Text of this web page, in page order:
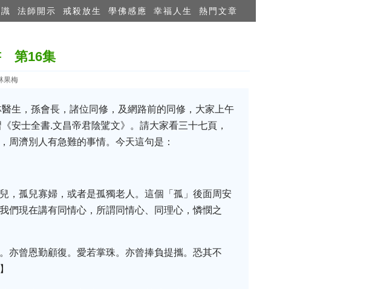
法師開示 戒殺放生 學佛感應 幸福人生 熱門文章
第16集
果梅
生，孫會長，諸位同修，及網路前的同修，大家上午
安士全書.文昌帝君陰騭文》。請大家看三十七頁，
周濟別人有急難的事情。今天這句是：
，孤兒寡婦，或者是孤獨老人。這個「孤」後面周安
們現在講有同情心，所謂同情心、同理心，憐憫之
亦曾恩勤顧復。愛若掌珠。亦曾捧負提攜。恐其不